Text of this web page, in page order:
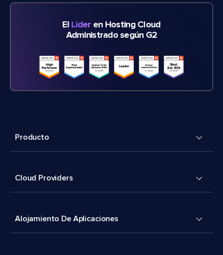
El Líder en Hosting Cloud
Administrado según G2
Producto
Cloud Providers
Alojamiento De Aplicaciones